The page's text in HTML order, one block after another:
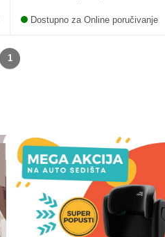
Dostupno za Online poručivanje
1